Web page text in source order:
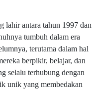
lahir antara tahun 1997 dan
tumbuh dalam era
terutama dalam hal
berpikir, belajar, dan
selalu terhubung dengan
unik yang membedakan